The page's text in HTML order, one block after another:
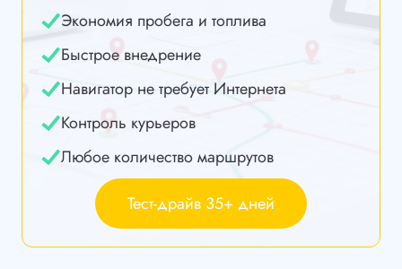
Экономия пробега и топлива
Быстрое внедрение
Навигатор не требует Интернета
Контроль курьеров
Любое количество маршрутов
Тест-драйв 35+ дней